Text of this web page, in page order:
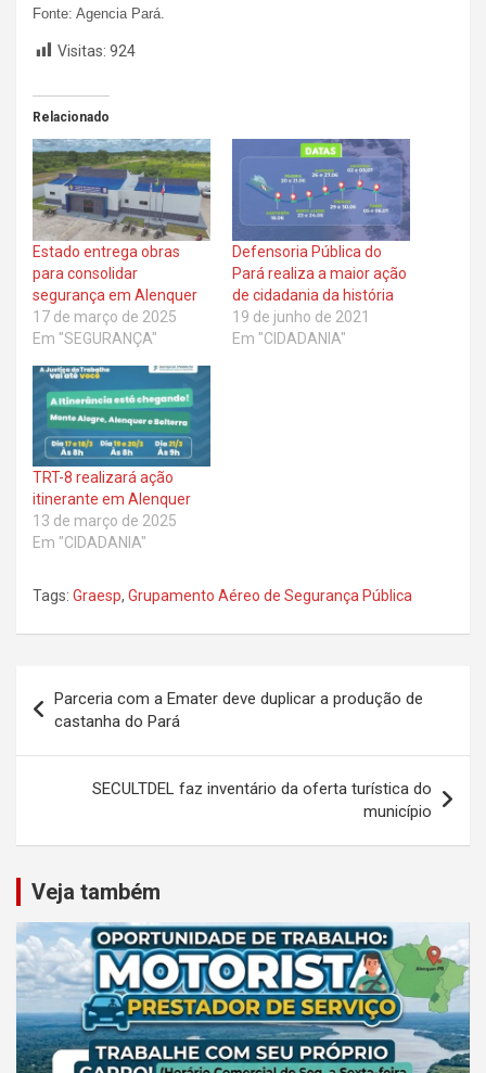
Fonte: Agencia Pará.
Visitas: 924
Relacionado
Estado entrega obras
para consolidar
segurança em Alenquer
17 de março de 2025
Em "SEGURANÇA"
Defensoria Pública do
Pará realiza a maior ação
de cidadania da história
19 de junho de 2021
Em "CIDADANIA"
TRT-8 realizará ação
itinerante em Alenquer
13 de março de 2025
Em "CIDADANIA"
Tags: Graesp, Grupamento Aéreo de Segurança Pública
de
Post
Parceria com a Emater deve duplicar a produção de
castanha do Pará
SECULTDEL faz inventário da oferta turística do
município
Veja também